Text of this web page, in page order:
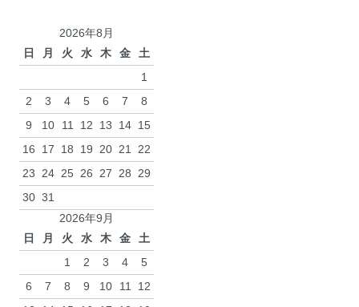
2026年8月
日
月 火 水 木 金
土
1
2
3 4 5 6 7
8
9
10 11 12 13 14 15
16
17 18 19 20 21
22
23
24 25 26 27 28
29
30 31
2026年9月
日
月 火 水 木 金
土
1
2 3 4
5
6
7 8 9 10 11
12